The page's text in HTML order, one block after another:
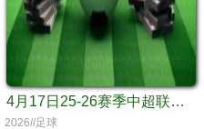
4月17日25-26赛季中超联赛 青岛海牛VS青岛西海岸
2026//足球